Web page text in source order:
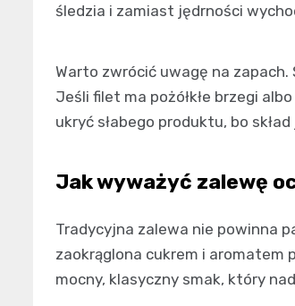
śledzia i zamiast jędrności
Warto zwrócić uwagę na
Jeśli filet ma pożółkłe brzegi
ukryć słabego produktu, bo
Jak wyważyć zalewę
Tradycyjna zalewa nie powinna
zaokrąglona cukrem i aromatem
mocny, klasyczny smak, który